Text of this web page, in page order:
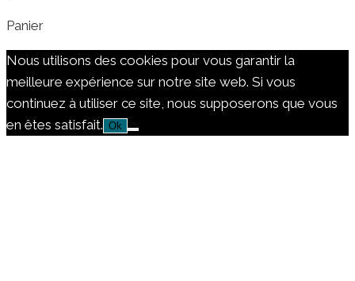
Panier
Nous utilisons des cookies pour vous garantir la
meilleure expérience sur notre site web. Si vous
continuez à utiliser ce site, nous supposerons que vous
en êtes satisfait. Ok